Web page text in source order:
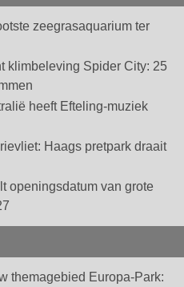
zeegrasaquarium ter
klimbeleving Spider City: 25
heeft Efteling-muziek
Haags pretpark draait
openingsdatum van grote
themagebied Europa-Park: